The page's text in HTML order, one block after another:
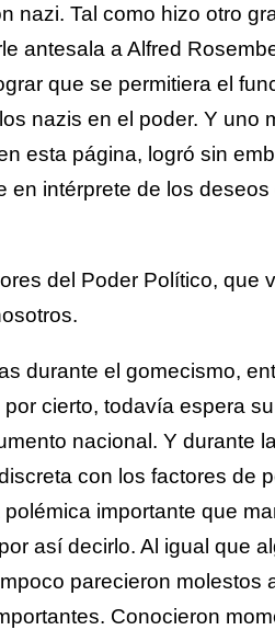
nazi. Tal como hizo otro
antesala a Alfred
que se permitiera el
nazis en el poder. Y uno
esta página, logró sin
en intérprete de los deseos
del Poder Político, que
durante el gomecismo,
cierto, todavía espera su
nacional. Y durante
con los factores de
importante que
así decirlo. Al igual que
parecieron molestos
Conocieron